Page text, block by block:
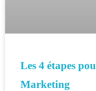
Les 4 étapes
Marketing